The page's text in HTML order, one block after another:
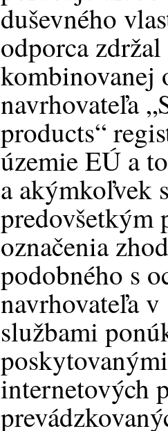
duševného
odporca
kombinovanej
navrhovateľa
products“
územie EÚ a
a akýmkoľvek
predovšetkým
označenia
podobného s
navrhovateľa
službami
internetových